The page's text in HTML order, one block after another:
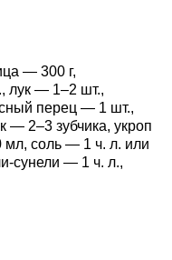
— 300 г,
лук — 1–2 шт.,
перец — 1 шт.,
— 2–3 зубчика, укроп
соль — 1 ч. л. или
сунели — 1 ч. л.,